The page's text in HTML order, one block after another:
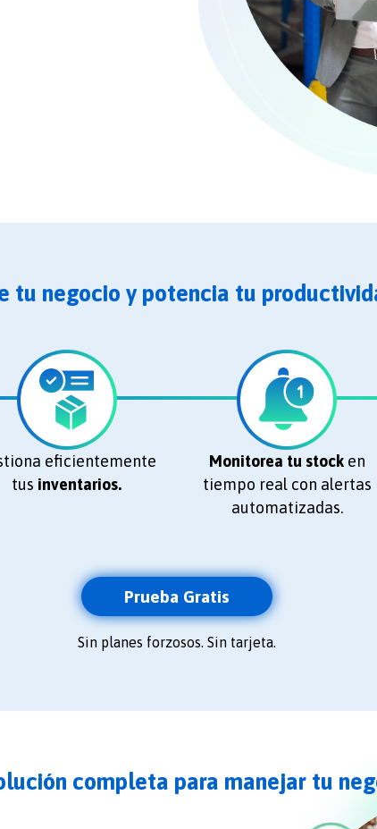
tu negocio y potencia tu
eficientemente
tus inventarios.
Monitorea tu stocken
tiempo real con alertas
automatizadas.
Prueba Gratis
Sin planes forzosos. Sin tarjeta.
completa para manejar tu